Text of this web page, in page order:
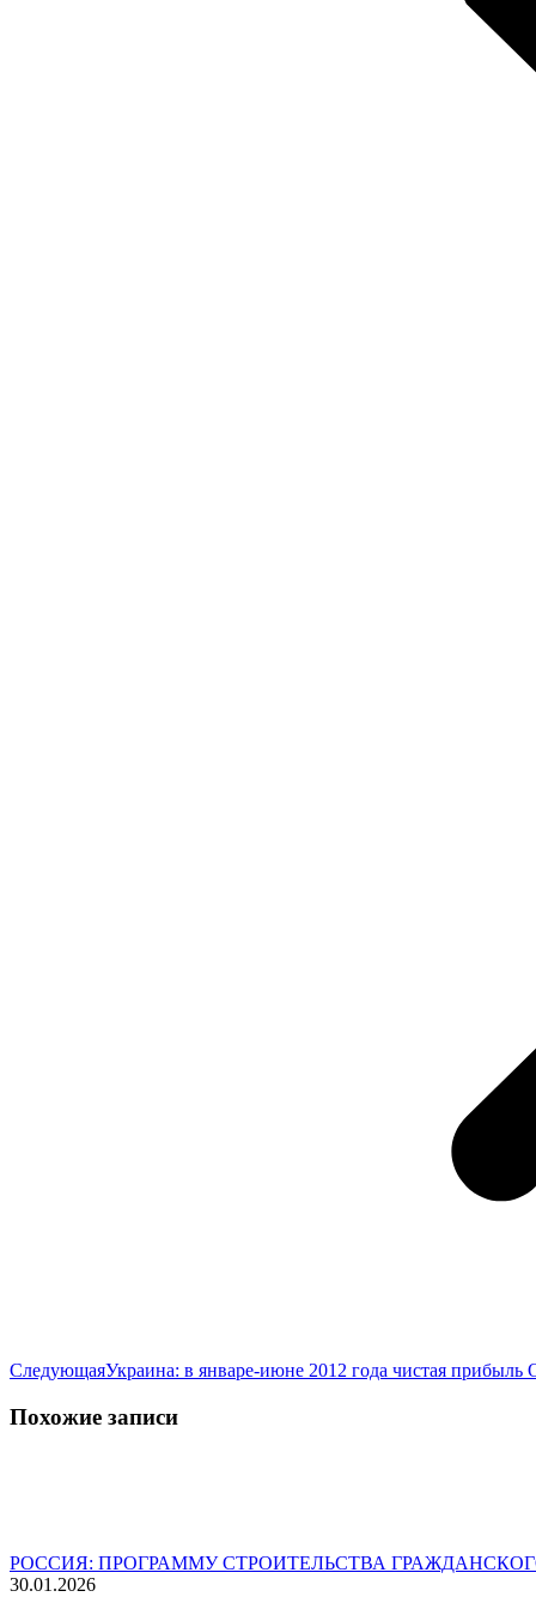
СледующаяСледующая
Украина: в январе-июне 2012 года чистая
Похожие записи
РОССИЯ: ПРОГРАММУ СТРОИТЕЛЬСТВА
30.01.2026